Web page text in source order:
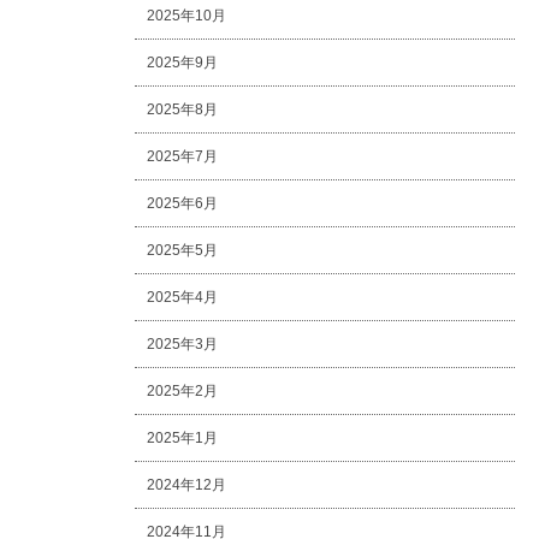
2025年10月
2025年9月
2025年8月
2025年7月
2025年6月
2025年5月
2025年4月
2025年3月
2025年2月
2025年1月
2024年12月
2024年11月